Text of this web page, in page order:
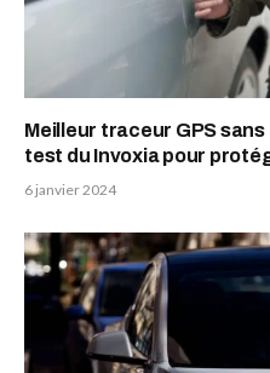
Meilleur traceur GPS
test du Invoxia pour
6 janvier 2024